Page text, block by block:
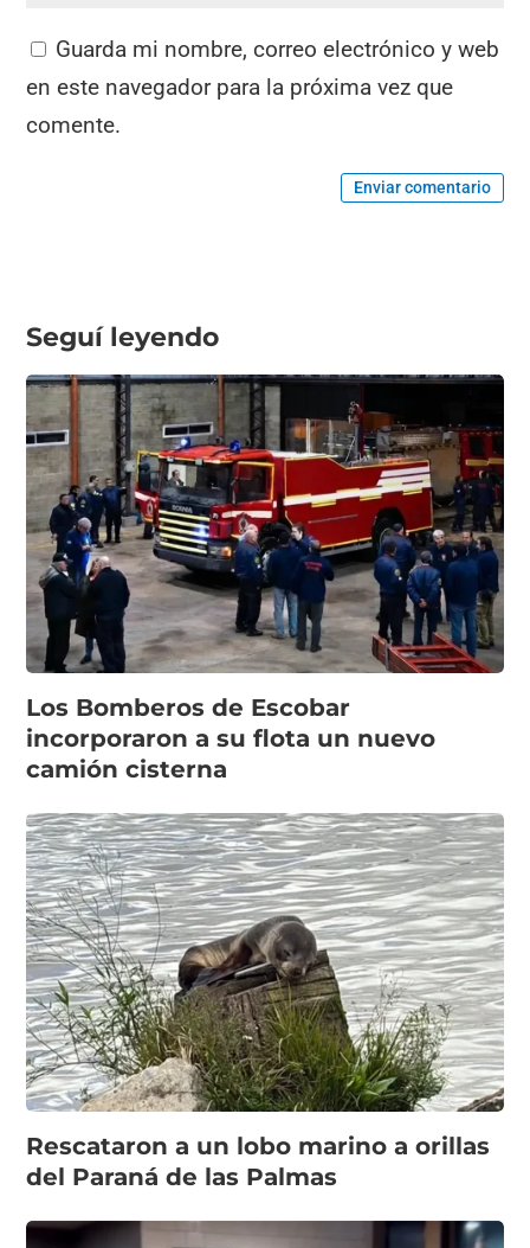
Guarda mi nombre, correo electrónico y web
en este navegador para la próxima vez que
comente.
Enviar comentario
Seguí leyendo
Los Bomberos de Escobar
incorporaron a su flota un nuevo
camión cisterna
Rescataron a un lobo marino a orillas
del Paraná de las Palmas